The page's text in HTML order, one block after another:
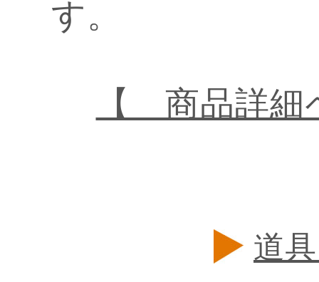
す。
【 商品詳細
道